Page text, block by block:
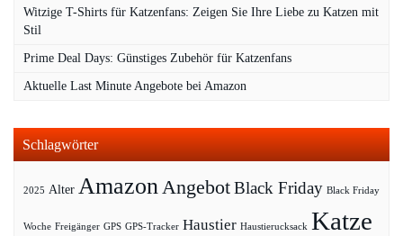
Witzige T-Shirts für Katzenfans: Zeigen Sie Ihre Liebe zu Katzen mit
Stil
Prime Deal Days: Günstiges Zubehör für Katzenfans
Aktuelle Last Minute Angebote bei Amazon
Schlagwörter
2025 Alter Amazon AngebotBlack Friday Black Friday
Woche Freigänger GPS GPS-Tracker Haustier Haustierucksack Katze